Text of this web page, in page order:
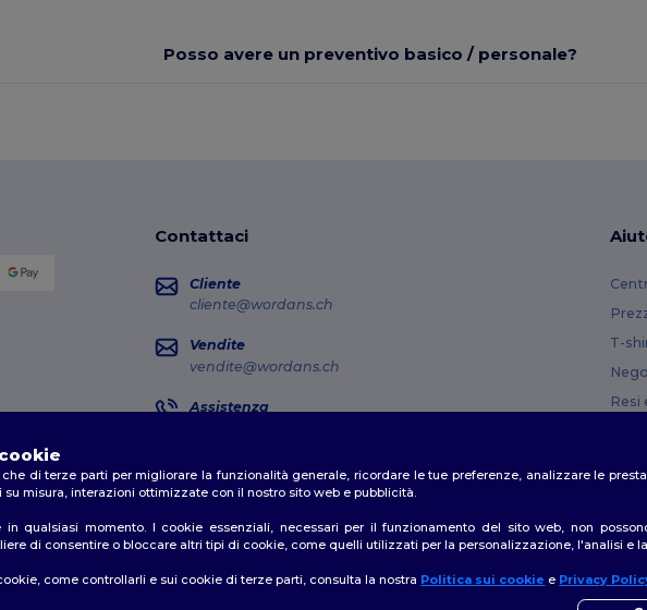
Posso avere un preventivo basico / personale?
Contattaci
Cliente
cliente@wordans.ch
Vendite
vendite@wordans.ch
Assistenza
Dov'e' il mio pacco?
T-
Resi
di terze parti per migliorare la funzionalità generale, ricordare le tue preferenze, analizzare le
misura, interazioni ottimizzate con il nostro sito web e pubblicità.
qualsiasi momento. I cookie essenziali, necessari per il funzionamento del sito web, non
di consentire o bloccare altri tipi di cookie, come quelli utilizzati per la personalizzazione, l'analisi e
come controllarli e sui cookie di terze parti, consulta la nostra Politica sui cookie e Privacy
👋 Ciao